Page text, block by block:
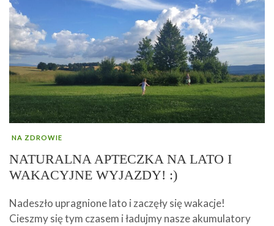
NA ZDROWIE
NATURALNA APTECZKA NA LATO I
WAKACYJNE WYJAZDY! :)
Nadeszło upragnione lato i zaczęły się wakacje!
Cieszmy się tym czasem i ładujmy nasze akumulatory